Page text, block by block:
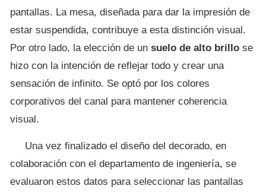
pantallas. La mesa, diseñada para dar la impresión de
estar suspendida, contribuye a esta distinción visual.
Por otro lado, la elección de un suelo de alto brillo se
hizo con la intención de reflejar todo y crear una
sensación de infinito. Se optó por los colores
corporativos del canal para mantener coherencia
visual.
Una vez finalizado el diseño del decorado, en
colaboración con el departamento de ingeniería, se
evaluaron estos datos para seleccionar las pantallas